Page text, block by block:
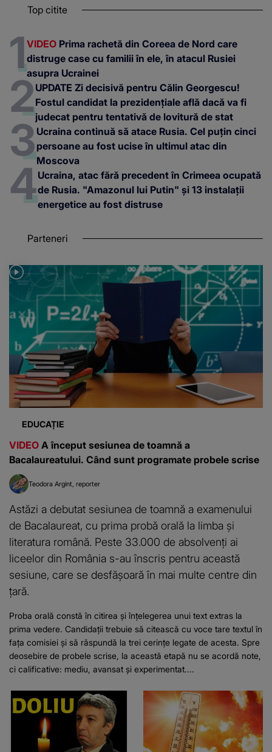
Top citite
VIDEO Prima rachetă din Coreea de Nord care
distruge case cu familii în ele, în atacul Rusiei
asupra Ucrainei
UPDATE Zi decisivă pentru Călin Georgescu!
Fostul candidat la prezidențiale află dacă va fi
judecat pentru tentativă de lovitură de stat
Ucraina continuă să atace Rusia. Cel puțin cinci
persoane au fost ucise în ultimul atac din
Moscova
Ucraina, atac fără precedent în Crimeea ocupată
de Rusia. "Amazonul lui Putin" și 13 instalații
energetice au fost distruse
Parteneri
EDUCAȚIE
VIDEO A început sesiunea de toamnă a
Bacalaureatului. Când sunt programate probele scrise
Teodora Argint reporter
Astăzi a debutat sesiunea de toamnă a examenului
de Bacalaureat, cu prima probă orală la limba și
literatura română. Peste 33.000 de absolvenți ai
liceelor din România s-au înscris pentru această
sesiune, care se desfășoară în mai multe centre din
țară.
Proba orală constă în citirea și înțelegerea unui text extras la
prima vedere. Candidații trebuie să citească cu voce tare textul în
fața comisiei și să răspundă la trei cerințe legate de acesta. Spre
deosebire de probele scrise, la această etapă nu se acordă note,
ci calificative: mediu, avansat și experimentat....